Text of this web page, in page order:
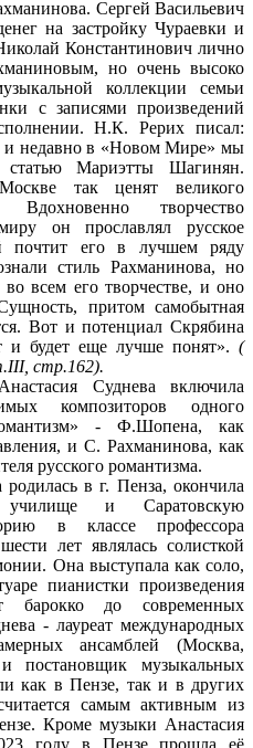
Сергей Васильевич
на застройку Чураевки и
Константинович лично
но очень высоко
коллекции семьи
с записями произведений
Н.К. Рерих писал:
недавно в «Новом Мире» мы
Мариэтты Шагинян.
так ценят великого
творчество
он прославлял русское
почтит его в лучшем ряду
стиль Рахманинова, но
во всем его творчестве, и оно
притом самобытная
Вот и потенциал Скрябина
будет еще лучше понят». (
стр.162).
Суднева включила
композиторов одного
- Ф.Шопена, как
и С. Рахманинова, как
русского романтизма.
в г. Пенза, окончила
училище и Саратовскую
в классе профессора
лет являлась солисткой
Она выступала как соло,
пианистки произведения
до современных
- лауреат международных
ансамблей (Москва,
постановщик музыкальных
как в Пензе, так и в других
самым активным из
Кроме музыки Анастасия
году в Пензе прошла её